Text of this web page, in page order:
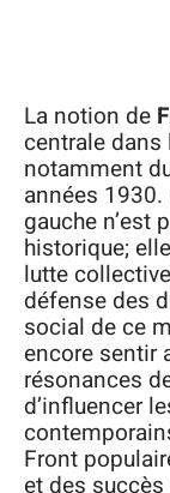
La notion de
centrale dans
notamment
années
gauche n’est
historique;
lutte
défense des
social de ce
encore sentir
résonances
d’influencer
Front
et des